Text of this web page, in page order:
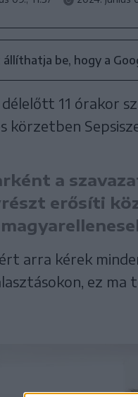
be, hogy a
délelőtt 11 órakor
körzetben
a
erősíti
arra kérek
ez